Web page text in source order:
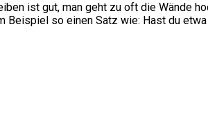
ist gut, man geht zu oft die Wände
so einen Satz wie: Hast du